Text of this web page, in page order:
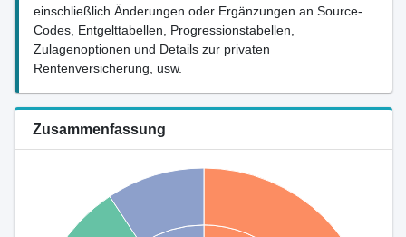
einschließlich Änderungen oder Ergänzungen an Source-
Codes, Entgelttabellen, Progressionstabellen,
Zulagenoptionen und Details zur privaten
Rentenversicherung, usw.
Zusammenfassung